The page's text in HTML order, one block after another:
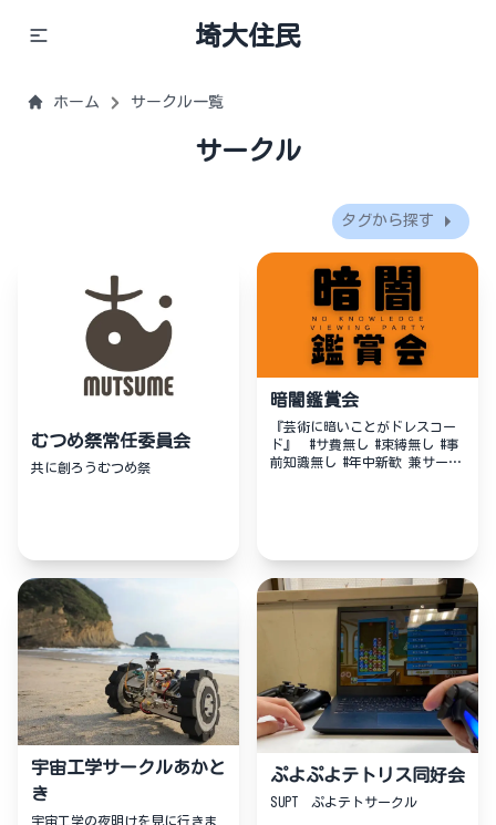
埼大住民
ホーム サークル一覧
サークル
タグから探す
むつめ祭常任委員会
共に創ろうむつめ祭
暗闇鑑賞会
『芸術に暗いことがドレスコー
ド』 #サ費無し #束縛無し #事
前知識無し #年中新歓 兼サーも
宇宙工学サークルあかと
き
宇宙工学の夜明けを見に行きま
ぷよぷよテトリス同好会
SUPT ぷよテトサークル